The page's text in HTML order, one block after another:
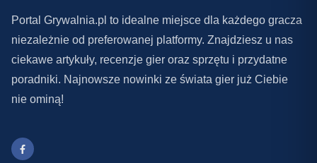
Portal Grywalnia.pl to idealne miejsce dla każdego gracza
niezależnie od preferowanej platformy. Znajdziesz u nas
ciekawe artykuły, recenzje gier oraz sprzętu i przydatne
poradniki. Najnowsze nowinki ze świata gier już Ciebie
nie ominą!